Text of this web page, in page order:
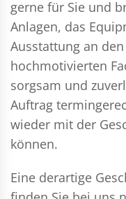
gerne für Sie und
Anlagen, das
Ausstattung an
hochmotivierten
sorgsam und
Auftrag
wieder mit der
können.
Eine derartige